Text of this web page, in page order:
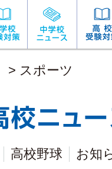
> スポーツ
高校野球 お知